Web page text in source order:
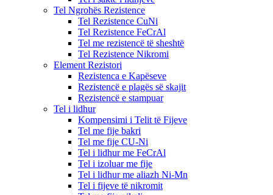
Tel Ngrohës Rezistence
Tel Rezistence CuNi
Tel Rezistence FeCrAl
Tel me rezistencë të sheshtë
Tel Rezistence Nikromi
Element Rezistori
Rezistenca e Kapëseve
Rezistencë e plagës së skajit
Rezistencë e stampuar
Tel i lidhur
Kompensimi i Telit të Fijeve
Tel me fije bakri
Tel me fije CU-Ni
Tel i lidhur me FeCrAl
Tel i izoluar me fije
Tel i lidhur me aliazh Ni-Mn
Tel i fijeve të nikromit